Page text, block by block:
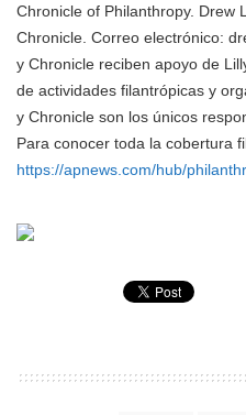
Chronicle of Philanthropy. Drew
Chronicle. Correo electrónico:
y Chronicle reciben apoyo de
de actividades filantrópicas y
y Chronicle son los únicos
Para conocer toda la cobertura
https://apnews.com/hub/